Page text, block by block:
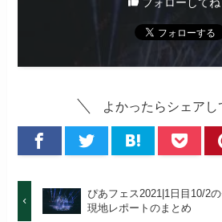
よかったらシェアし
ぴあフェス2021|1日目10/2
現地レポートのまとめ